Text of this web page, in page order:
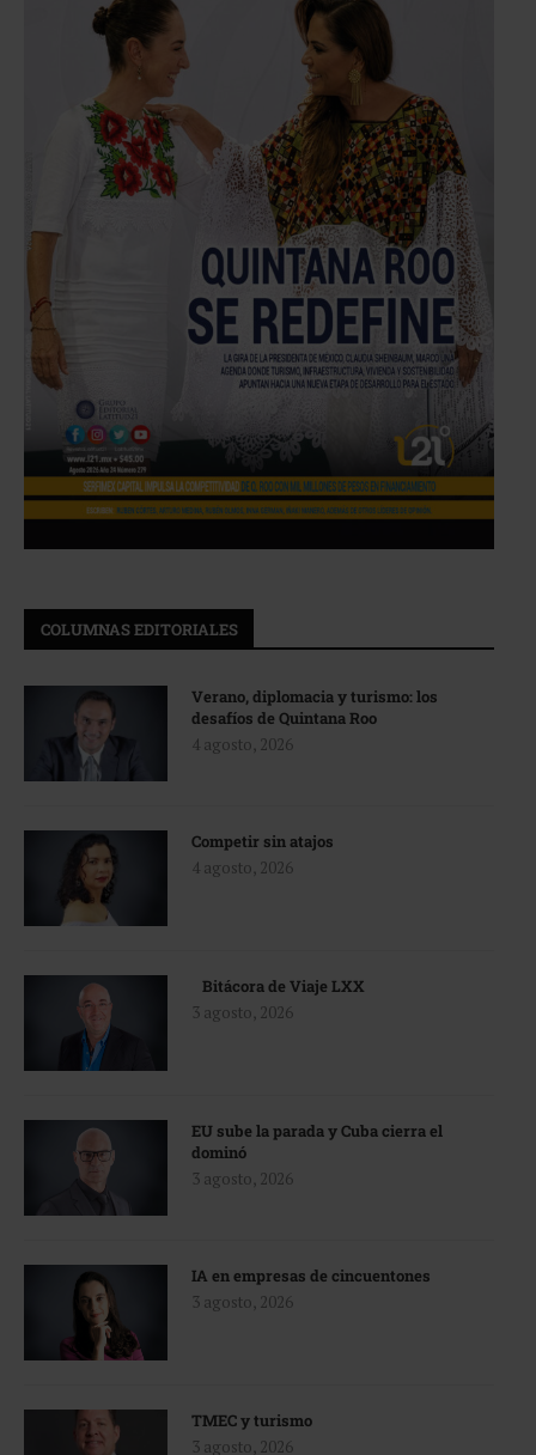
COLUMNAS EDITORIALES
Verano, diplomacia y turismo: los
desafíos de Quintana Roo
4 agosto, 2026
Competir sin atajos
4 agosto, 2026
Bitácora de Viaje LXX
3 agosto, 2026
EU sube la parada y Cuba cierra el
dominó
3 agosto, 2026
IA en empresas de cincuentones
3 agosto, 2026
TMEC y turismo
3 agosto, 2026